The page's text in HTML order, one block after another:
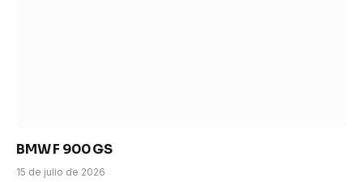
BMW F 900 GS
15 de julio de 2026